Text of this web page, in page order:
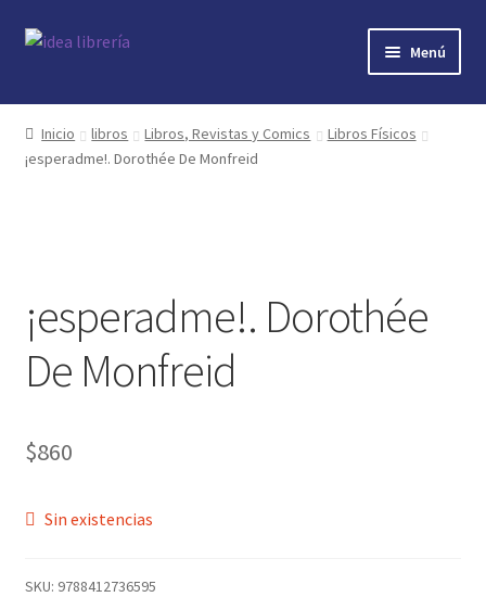
Ir
Ir
Menú
Inicio
contacto
nosotros
novedades
preguntas
Inicio libros Libros, Revistas y Comics
Libros Físicos
¡esperadme!. Dorothée De Monfreid
¡esperadme!. Dorothée
De Monfreid
$860
Sin existencias
SKU: 9788412736595